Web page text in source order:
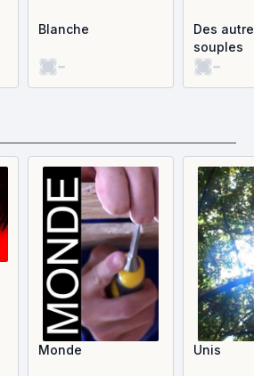
Blanche
-
Des
souples
-
Monde Unis